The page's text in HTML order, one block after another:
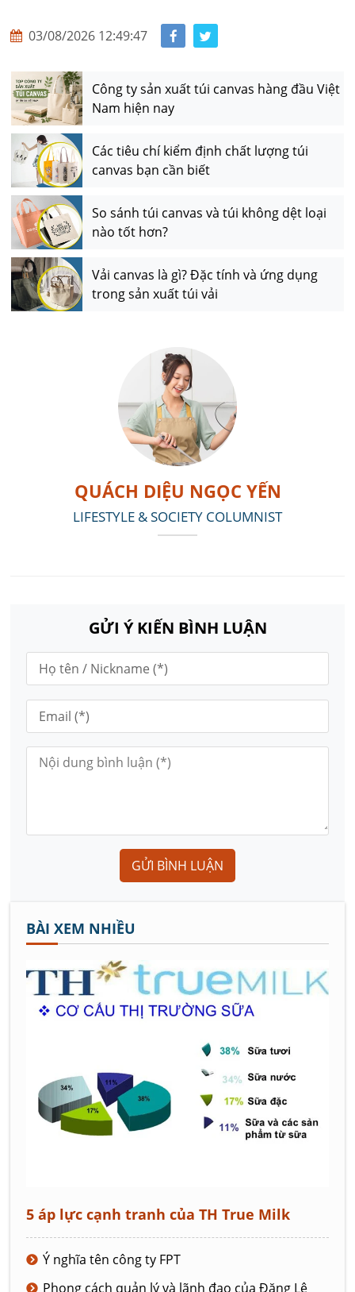
03/08/2026 12:49:47
Công ty sản xuất túi canvas hàng đầu Việt
Nam hiện nay
Các tiêu chí kiểm định chất lượng túi
canvas bạn cần biết
So sánh túi canvas và túi không dệt loại
nào tốt hơn?
Vải canvas là gì? Đặc tính và ứng dụng
trong sản xuất túi vải
QUÁCH DIỆU NGỌC YẾN
LIFESTYLE & SOCIETY COLUMNIST
GỬI Ý KIẾN BÌNH LUẬN
GỬI BÌNH LUẬN
BÀI XEM NHIỀU
5 áp lực cạnh tranh của TH True Milk
Ý nghĩa tên công ty FPT
Phong cách quản lý và lãnh đạo của Đặng Lê